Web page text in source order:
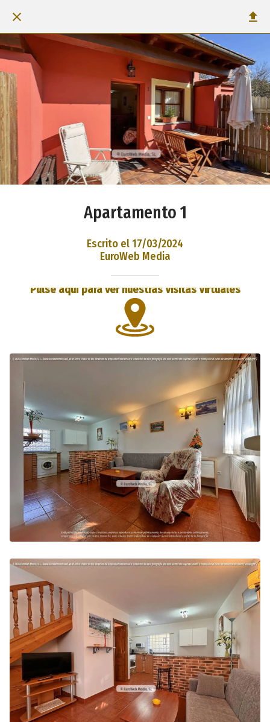
Apartamento 1
Escrito el 17/03/2024
EuroWeb Media
Pulse aquí para ver nuestras Visitas Virtuales